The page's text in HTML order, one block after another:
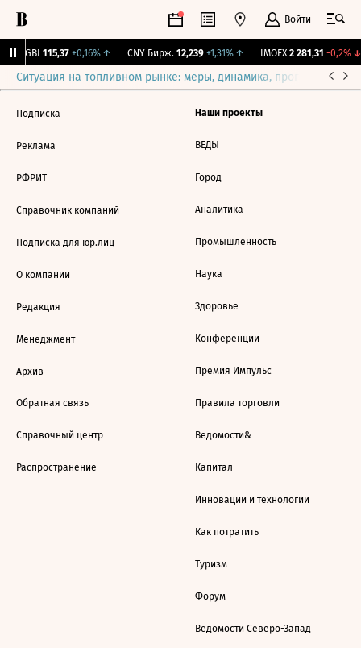
Войти
RGBI 115,37 +0,16%↑ CNY Бирж. 12,239 +1,31%↑ IMOEX 2 281,31 -0,2%↓
Ситуация на топливном рынке: меры, динамика, прогнозы
Подписка
Реклама
РФРИТ
Справочник компаний
Подписка для юр.лиц
О компании
Редакция
Менеджмент
Архив
Обратная связь
Справочный центр
Распространение
Наши проекты
ВЕДЫ
Город
Аналитика
Промышленность
Наука
Здоровье
Конференции
Премия Импульс
Правила торговли
Ведомости&
Капитал
Инновации и технологии
Как потратить
Туризм
Форум
Ведомости Северо-Запад